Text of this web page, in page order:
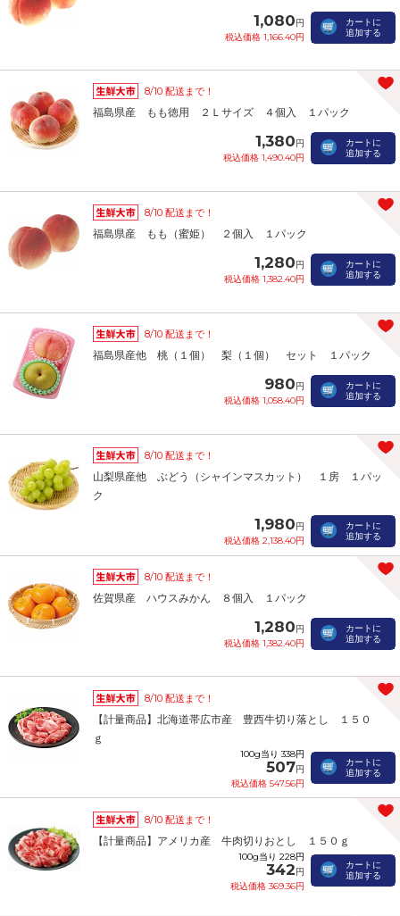
1,080円
税込価格 1,166.40円
カートに
追加する
8/10 配送まで！
福島県産 もも徳用 ２Ｌサイズ ４個入 １パック
1,380円
税込価格 1,490.40円
カートに
追加する
8/10 配送まで！
福島県産 もも（蜜姫） ２個入 １パック
1,280円
税込価格 1,382.40円
カートに
追加する
8/10 配送まで！
福島県産他 桃（１個） 梨（１個） セット １パック
980円
税込価格 1,058.40円
カートに
追加する
8/10 配送まで！
山梨県産他 ぶどう（シャインマスカット） １房 １パッ
ク
1,980円
税込価格 2,138.40円
カートに
追加する
8/10 配送まで！
佐賀県産 ハウスみかん ８個入 １パック
1,280円
税込価格 1,382.40円
カートに
追加する
8/10 配送まで！
【計量商品】北海道帯広市産 豊西牛切り落とし １５０
ｇ
100g当り 338円
507円
税込価格 547.56円
カートに
追加する
8/10 配送まで！
【計量商品】アメリカ産 牛肉切りおとし １５０ｇ
100g当り 228円
342円
税込価格 369.36円
カートに
追加する